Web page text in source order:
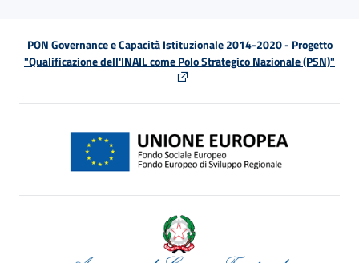
PON Governance e Capacità Istituzionale 2014-2020 - Progetto
"Qualificazione dell'INAIL come Polo Strategico Nazionale (PSN)"